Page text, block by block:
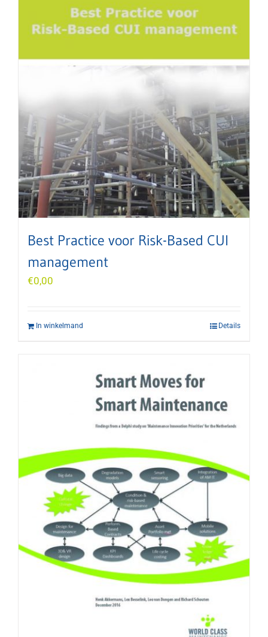
Best Practice voor Risk-Based CUI
management
€0,00
In winkelmand Details